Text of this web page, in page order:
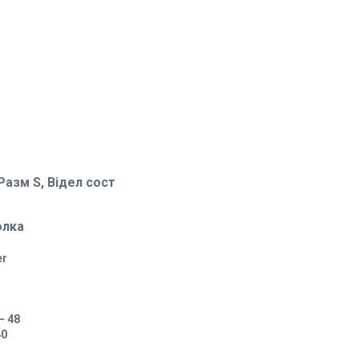
S, Відел сост
48